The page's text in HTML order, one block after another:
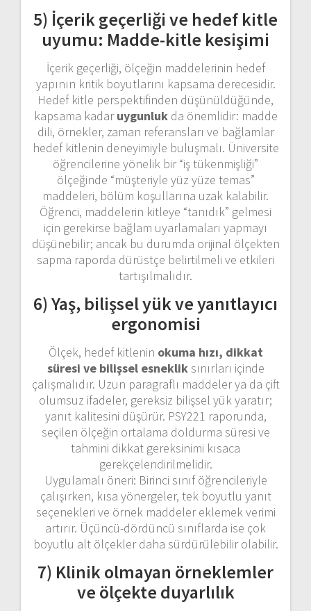
5) İçerik geçerliği ve hedef kitle
uyumu: Madde-kitle kesişimi
İçerik geçerliği, ölçeğin maddelerinin hedef
yapının kritik boyutlarını kapsama derecesidir.
Hedef kitle perspektifinden düşünüldüğünde,
kapsama kadaruygunlukda önemlidir: madde
dili, örnekler, zaman referansları ve bağlamlar
hedef kitlenin deneyimiyle buluşmalı. Üniversite
öğrencilerine yönelik bir “iş tükenmişliği”
ölçeğinde “müşteriyle yüz yüze temas”
maddeleri, bölüm koşullarına uzak kalabilir.
Öğrenci, maddelerin kitleye “tanıdık” gelmesi
için gerekirse bağlam uyarlamaları yapmayı
düşünebilir; ancak bu durumda orijinal ölçekten
sapma raporda dürüstçe belirtilmeli ve etkileri
tartışılmalıdır.
6) Yaş, bilişsel yük ve yanıtlayıcı
ergonomisi
Ölçek, hedef kitlenin okuma hızı, dikkat
süresi ve bilişsel esnekliksınırları içinde
çalışmalıdır. Uzun paragraflı maddeler ya da çift
olumsuz ifadeler, gereksiz bilişsel yük yaratır;
yanıt kalitesini düşürür. PSY221 raporunda,
seçilen ölçeğin ortalama doldurma süresi ve
tahmini dikkat gereksinimi kısaca
gerekçelendirilmelidir.
Uygulamalı öneri: Birinci sınıf öğrencileriyle
çalışırken, kısa yönergeler, tek boyutlu yanıt
seçenekleri ve örnek maddeler eklemek verimi
artırır. Üçüncü-dördüncü sınıflarda ise çok
boyutlu alt ölçekler daha sürdürülebilir olabilir.
7) Klinik olmayan örneklemler
ve ölçekte duyarlılık